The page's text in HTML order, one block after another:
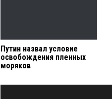
Путин назвал условие
освобождения пленных
моряков
Навигация